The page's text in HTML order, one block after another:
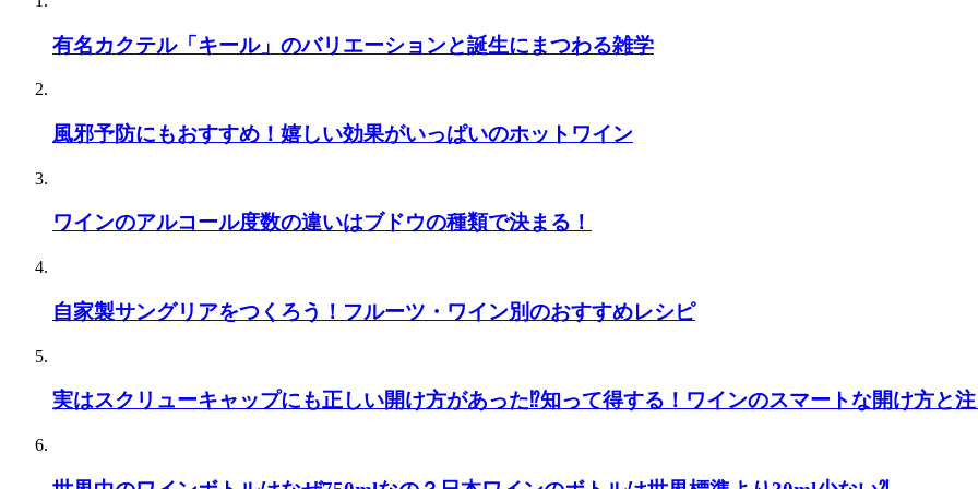
有名カクテル「キール」のバリエーションと誕生にまつわる雑学
風邪予防にもおすすめ！嬉しい効果がいっぱいのホットワイン
ワインのアルコール度数の違いはブドウの種類で決まる！
自家製サングリアをつくろう！フルーツ・ワイン別のおすすめレシピ
実はスクリューキャップにも正しい開け方があった⁉知って得する！ワインのスマートな開け方と